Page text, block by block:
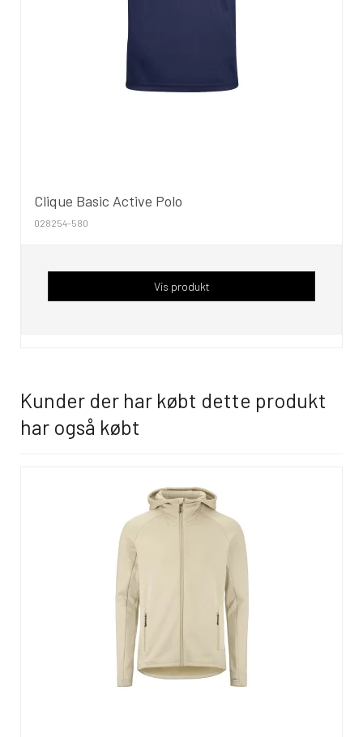
Clique Basic Active Polo
028254-580
Vis produkt
Kunder der har købt dette produkt
har også købt